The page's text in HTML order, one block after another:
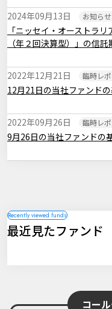
臨時レポート「1月FOMC 4
臨時レポート「日銀1月
2025年01月27日 マーケッ
ＲＥＩＴレポート「グロー
号）」
2025年01月17日 マーケッ
ＲＥＩＴレポート「豪州リ
2025年01月17日 マーケッ
「ニッセイ・オーストラ
（年２回決算型）」の信
2024年09月13日 お知らせ
12月21日の当社ファンド
2022年12月21日 臨時レ
9月26日の当社ファンドの
2022年09月26日 臨時レ
最近見たファンド
コー